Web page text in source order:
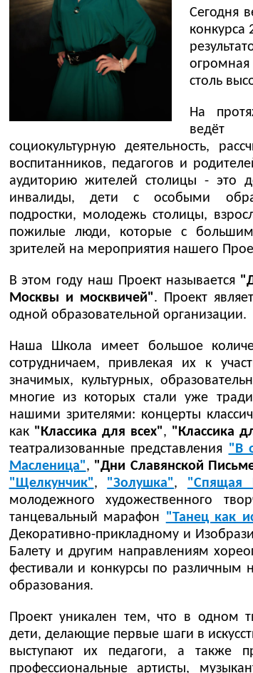
Сегодня
конкурса
столь
На
ведёт
социокультурную деятельность,
воспитанников, педагогов и
аудиторию жителей столицы - это
инвалиды, дети с особыми
подростки, молодежь столицы,
пожилые люди, которые с большим
зрителей на мероприятия нашего
В этом году наш Проект называется
Москвы и москвичей". Проект
одной образовательной организации.
Наша Школа имеет большое
сотрудничаем, привлекая их к
значимых, культурных,
многие из которых стали уже
нашими зрителями: концерты
как "Классика для всех", "Классика
театрализованные представления "В
Масленица", "Дни Славянской
"Щелкунчик", "Золушка", "Спящая
молодежного художественного
танцевальный марафон "Танец как
Декоративно-прикладному и
Балету и другим направлениям
фестивали и конкурсы по различным
образования.
Проект уникален тем, что в одном
дети, делающие первые шаги в
выступают их педагоги, а также
профессиональные артисты,